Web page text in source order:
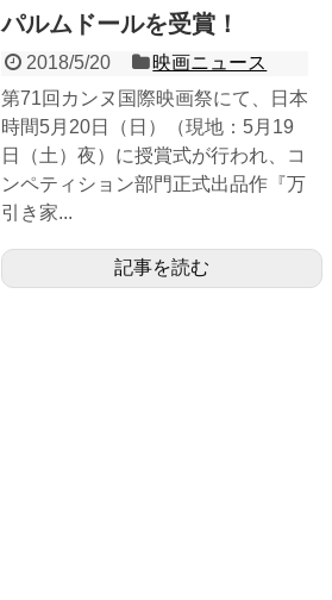
パルムドールを受賞！
2018/5/20
映画ニュース
第71回カンヌ国際映画祭にて、日本
時間5月20日（日）（現地：5月19
日（土）夜）に授賞式が行われ、コ
ンペティション部門正式出品作『万
引き家...
記事を読む